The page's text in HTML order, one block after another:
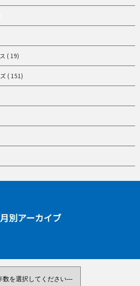
( 19)
( 151)
月別アーカイブ